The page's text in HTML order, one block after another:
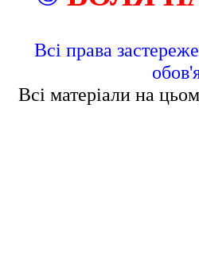
Всі права
Всі матеріали на